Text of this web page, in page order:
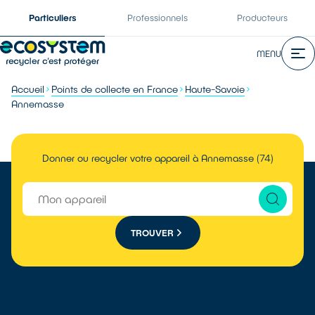
Particuliers Professionnels Producteurs
MENU
Accueil Points de collecte en France
Haute-Savoie
Annemasse
Donner ou recycler votre appareil à Annemasse (74)
TROUVER